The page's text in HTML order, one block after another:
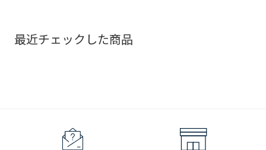
最近チェックした商品